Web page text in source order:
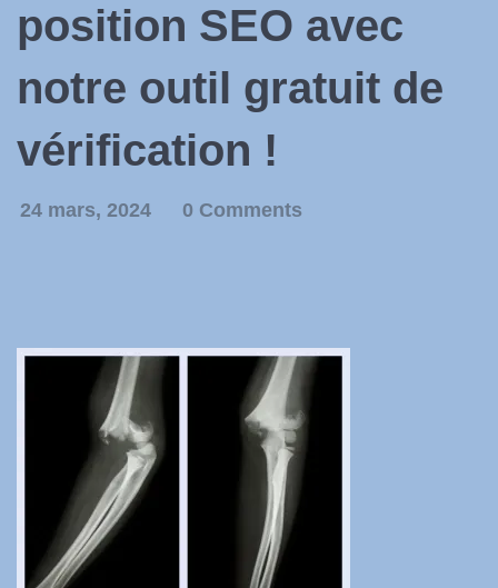
position SEO avec
notre outil gratuit de
vérification !
24 mars, 2024 0 Comments